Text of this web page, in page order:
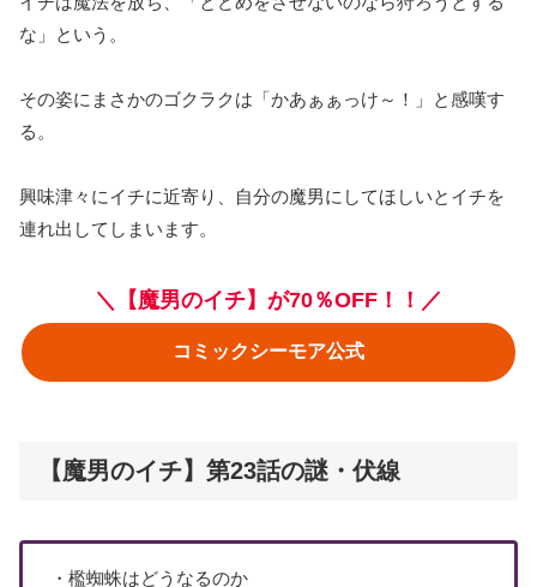
な」という。
その姿にまさかのゴクラクは「かあぁぁっけ～！」と感嘆す
る。
興味津々にイチに近寄り、自分の魔男にしてほしいとイチを
連れ出してしまいます。
＼【魔男のイチ】が70％OFF！！／
コミックシーモア公式
【魔男のイチ】第23話の謎・伏線
・檻蜘蛛はどうなるのか